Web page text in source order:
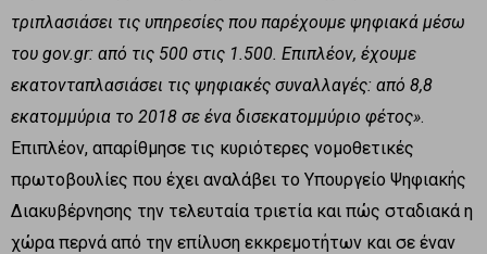
τριπλασιάσει τις υπηρεσίες που παρέχουμε ψηφιακά μέσω
του gov.gr: από τις 500 στις 1.500. Επιπλέον, έχουμε
εκατονταπλασιάσει τις ψηφιακές συναλλαγές: από 8,8
εκατομμύρια το 2018 σε ένα δισεκατομμύριο φέτος».
Επιπλέον, απαρίθμησε τις κυριότερες νομοθετικές
πρωτοβουλίες που έχει αναλάβει το Υπουργείο Ψηφιακής
Διακυβέρνησης την τελευταία τριετία και πώς σταδιακά η
χώρα περνά από την επίλυση εκκρεμοτήτων και σε έναν